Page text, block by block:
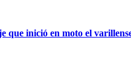
que inició en moto el